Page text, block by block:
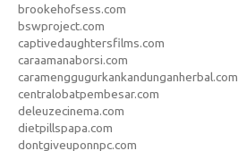
brookehofsess.com
bswproject.com
captivedaughtersfilms.com
caraamanaborsi.com
caramenggugurkankandunganherbal.com
centralobatpembesar.com
deleuzecinema.com
dietpillspapa.com
dontgiveuponnpc.com